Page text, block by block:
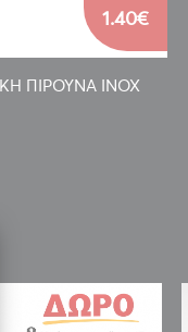
ΠΙΡΟΥΝΑ INOX
1.40€